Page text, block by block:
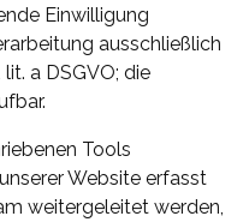
Einwilligung
ausschließlich
a DSGVO; die
Tools
Website erfasst
weitergeleitet werden,